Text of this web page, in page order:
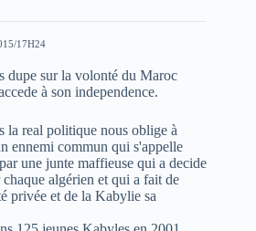
17H24
dupe sur la volonté du Maroc
à son independence.
la real politique nous oblige à
ennemi commun qui s'appelle
une junte maffieuse qui a decide
algérien et qui a fait de
privée et de la Kabylie sa